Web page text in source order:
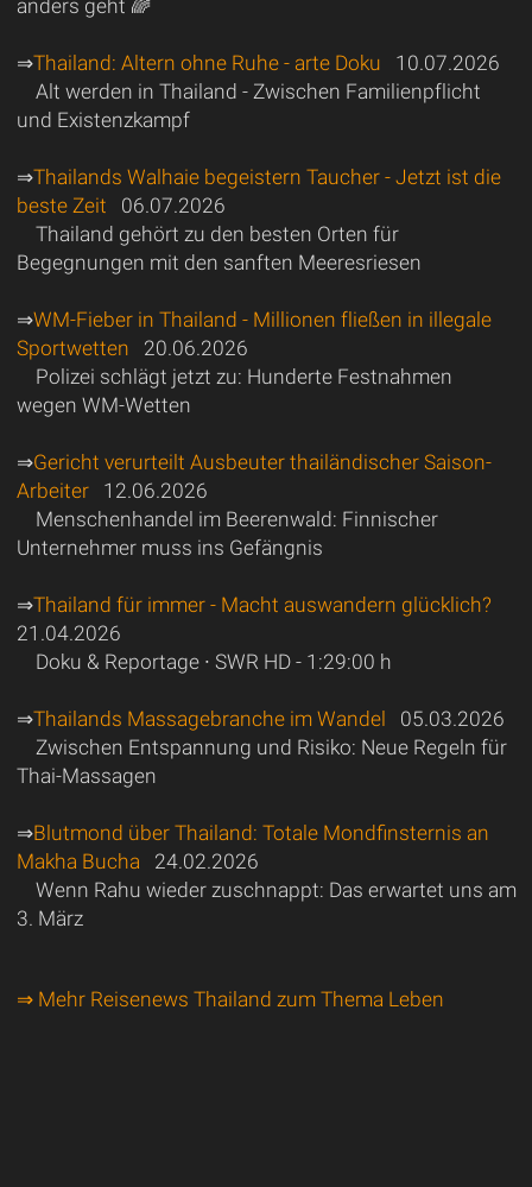
anders geht 🌈
⇒Thailand: Altern ohne Ruhe - arte Doku 10.07.2026
Alt werden in Thailand - Zwischen Familienpflicht
und Existenzkampf
⇒Thailands Walhaie begeistern Taucher - Jetzt ist die
beste Zeit 06.07.2026
Thailand gehört zu den besten Orten für
Begegnungen mit den sanften Meeresriesen
⇒WM-Fieber in Thailand - Millionen fließen in illegale
Sportwetten 20.06.2026
Polizei schlägt jetzt zu: Hunderte Festnahmen
wegen WM-Wetten
⇒Gericht verurteilt Ausbeuter thailändischer Saison-
Arbeiter12.06.2026
Menschenhandel im Beerenwald: Finnischer
Unternehmer muss ins Gefängnis
⇒Thailand für immer - Macht auswandern glücklich?
21.04.2026
Doku & Reportage ∙ SWR HD - 1:29:00 h
⇒Thailands Massagebranche im Wandel
05.03.2026
Zwischen Entspannung und Risiko: Neue Regeln für
Thai-Massagen
⇒Blutmond über Thailand: Totale Mondfinsternis an
Makha Bucha 24.02.2026
Wenn Rahu wieder zuschnappt: Das erwartet uns am
3. März
⇒ Mehr Reisenews Thailand zum Thema Leben